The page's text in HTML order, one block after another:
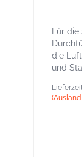
Für
die
und